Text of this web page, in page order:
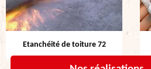
Etanchéité de toiture 72